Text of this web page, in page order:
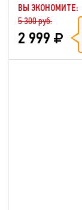
ВЫ ЭКОНОМИТЕ:
5 300 руб.
2 999